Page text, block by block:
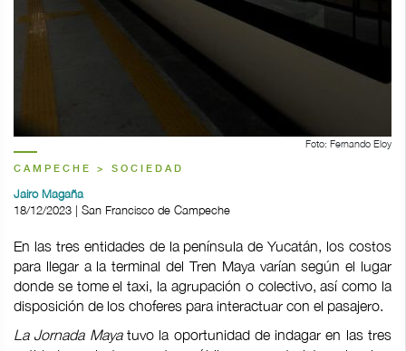
Foto: Fernando Eloy
CAMPECHE > SOCIEDAD
Jairo Magaña
18/12/2023 | San Francisco de Campeche
En las tres entidades de la península de Yucatán, los costos
para llegar a la terminal del Tren Maya varían según el lugar
donde se tome el taxi, la agrupación o colectivo, así como la
disposición de los choferes para interactuar con el pasajero.
La Jornada Maya tuvo la oportunidad de indagar en las tres